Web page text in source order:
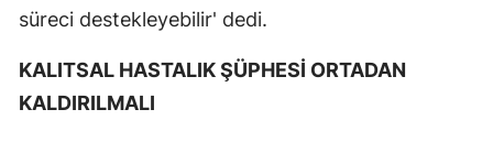
süreci destekleyebilir' dedi.
KALITSAL HASTALIK ŞÜPHESİ ORTADAN
KALDIRILMALI